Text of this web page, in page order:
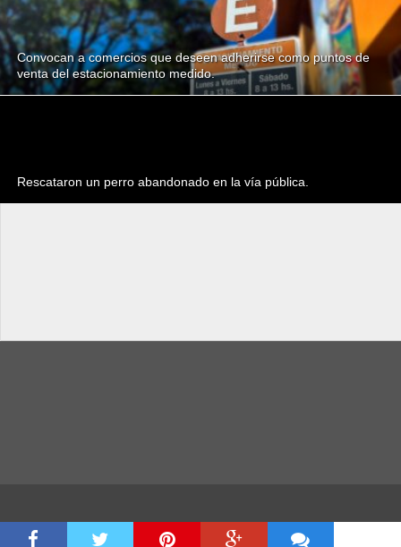
Convocan a comercios que deseen adherirse como puntos de
venta del estacionamiento medido.
Rescataron un perro abandonado en la vía pública.